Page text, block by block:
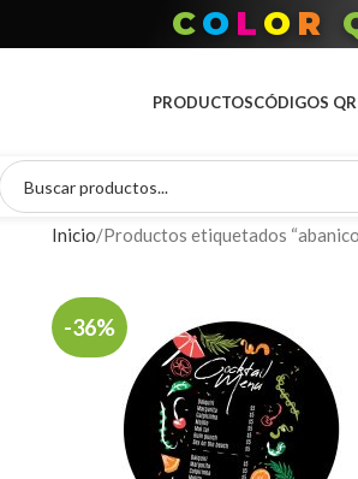
CO L O R
PRODUCTOSCÓDIGOS QR
Inicio Productos etiquetados
-36%